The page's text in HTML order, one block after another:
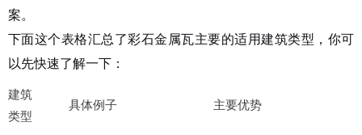
案。
下面这个表格汇总了彩石金属瓦主要的适用建筑类型，你可
以先快速了解一下：
建筑
类型
具体例子 主要优势